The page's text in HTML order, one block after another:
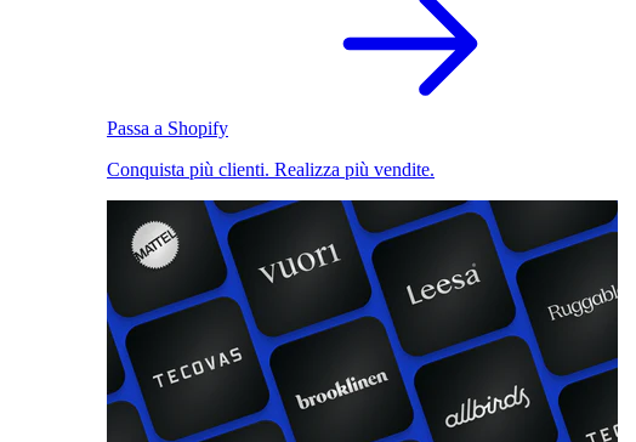
Passa a Shopify
Conquista più clienti. Realizza più vendite.